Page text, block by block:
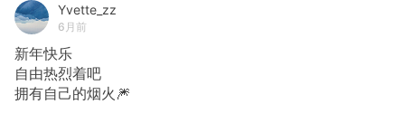
Yvette_zz
6月前
新年快乐
自由热烈着吧
拥有自己的烟火🎆